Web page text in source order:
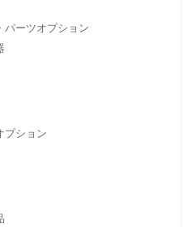
パーツオプション
プション